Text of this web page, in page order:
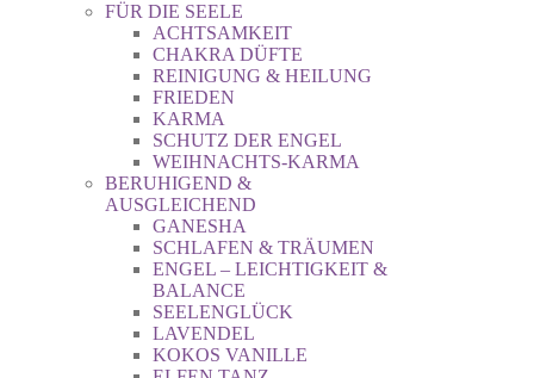
FÜR DIE SEELE
ACHTSAMKEIT
CHAKRA DÜFTE
REINIGUNG & HEILUNG
FRIEDEN
KARMA
SCHUTZ DER ENGEL
WEIHNACHTS-KARMA
BERUHIGEND &
AUSGLEICHEND
GANESHA
SCHLAFEN & TRÄUMEN
ENGEL – LEICHTIGKEIT &
BALANCE
SEELENGLÜCK
LAVENDEL
KOKOS VANILLE